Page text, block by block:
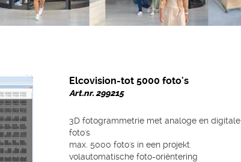
Elcovision-tot 5000 foto's
Art.nr. 299215
3D fotogrammetrie met analoge en digitale
foto's
max. 5000 foto's in een projekt
volautomatische foto-oriëntering